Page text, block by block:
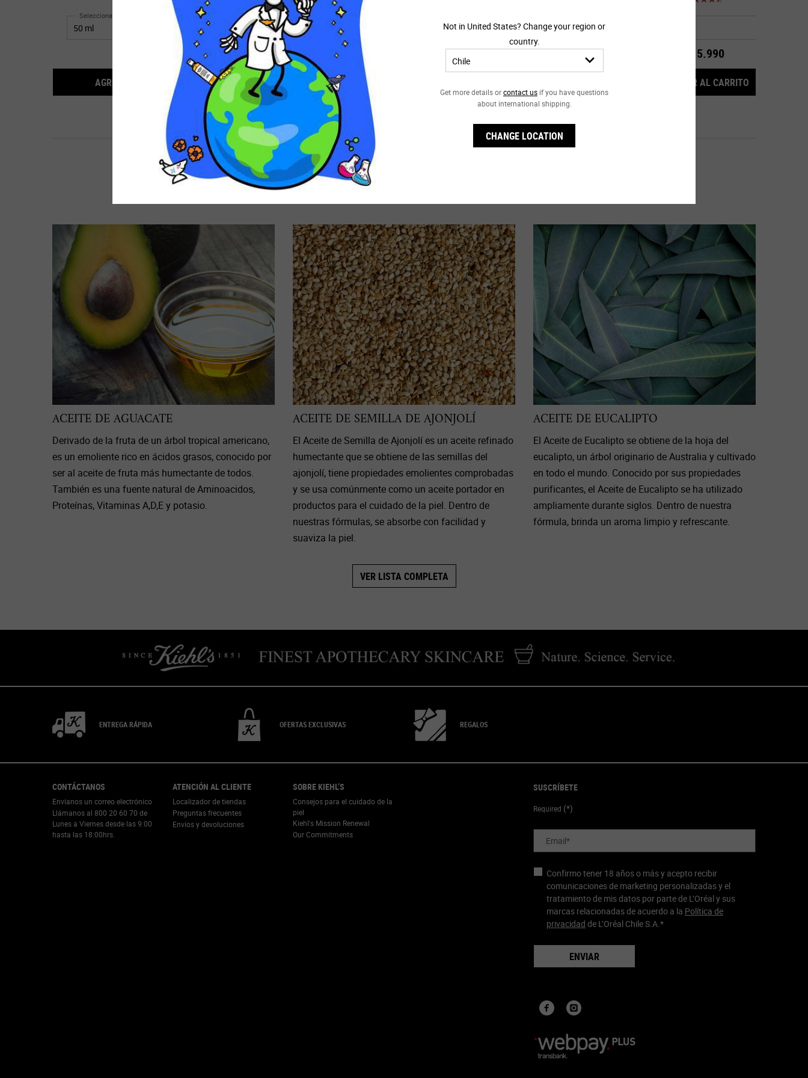
combate los signos de la edad causados por la
pérdida de colágeno. <br><br> *Un polipéptido de
colágeno biosintético, diseñado para asimilarse a los
fragmentos de proteína presentes de forma natural
Seleccionar Tamaño
AGREGAR AL CARRITO 1CC* COLLASHOT PLUMP SERUM, SÉRUM FACIAL DE COLÁGENO EFECTO LIFTING Y RELLENO
imperfección para reducirla visiblemente.
Un Tamaño Disponible
22 parches
$16.990
AGREGAR AL CARRITO
$25.990 $15.990
AGREGAR AL CARRITO
Ingredientes Clave
ACEITE DE AGUACATE
Derivado de la fruta de un árbol tropical americano,
es un emoliente rico en ácidos grasos, conocido por
ser al aceite de fruta más humectante de todos.
También es una fuente natural de Aminoacidos,
Proteínas, Vitaminas A,D,E y potasio.
ACEITE DE SEMILLA DE AJONJOLÍ
El Aceite de Semilla de Ajonjolí es un aceite refinado
humectante que se obtiene de las semillas del
ajonjolí, tiene propiedades emolientes comprobadas
y se usa comúnmente como un aceite portador en
productos para el cuidado de la piel. Dentro de
nuestras fórmulas, se absorbe con facilidad y
suaviza la piel.
ACEITE DE EUCALIPTO
El Aceite de Eucalipto se obtiene de la hoja del
eucalipto, un árbol originario de Australia y cultivado
en todo el mundo. Conocido por sus propiedades
purificantes, el Aceite de Eucalipto se ha utilizado
ampliamente durante siglos. Dentro de nuestra
fórmula, brinda un aroma limpio y refrescante.
VER LISTA COMPLETA
ENTREGA RÁPIDA OFERTAS EXCLUSIVAS REGALOS
CONTÁCTANOS
Envíanos un correo electrónico
Llámanos al 800 20 60 70 de
Lunes a Viernes desde las 9:00
hasta las 18:00hrs.
ATENCIÓN AL CLIENTE
Localizador de tiendas
Preguntas frecuentes
Envíos y devoluciones
SOBRE KIEHL’S
Consejos para el cuidado de la
piel
Kiehl's Mission Renewal
Our Commitments
SUSCRÍBETE
Required (*)
Email*
Confirmo tener 18 años o más y acepto recibir
comunicaciones de marketing personalizadas y el
tratamiento de mis datos por parte de L’Oréal y sus
marcas relacionadas de acuerdo a la Política de
privacidad de L’Oréal Chile S.A.*
ENVIAR
Not in United States? Change your region or
country.
Get more details orcontact us if you have questions
about international shipping.
CHANGE LOCATION